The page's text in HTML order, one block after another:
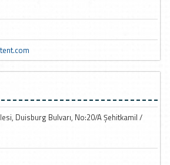
Duisburg Bulvarı, No:20/A Şehitkamil /